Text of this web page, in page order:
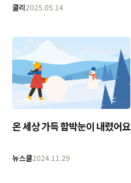
쿨리2025.05.14
온 세상 가득 함박눈이 내렸어요
뉴스쿨2024.11.29